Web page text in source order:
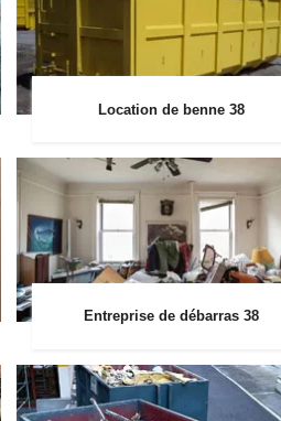
Location de benne 38
Entreprise de débarras 38